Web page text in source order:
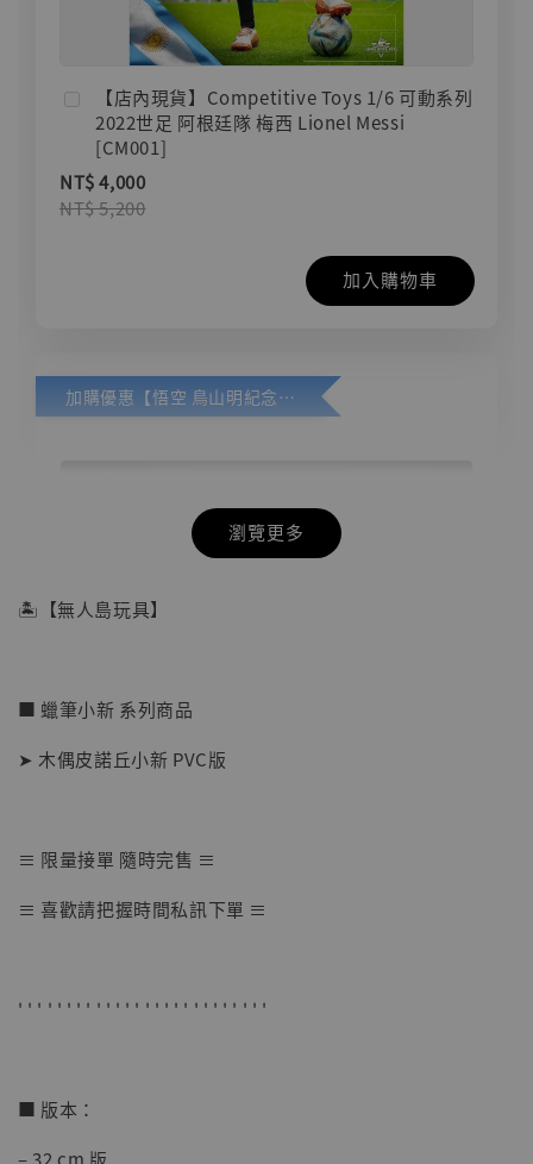
【店內現貨】Competitive Toys 1/6 可動系列
2022世足 阿根廷隊 梅西 Lionel Messi
[CM001]
NT$ 4,000
NT$ 5,200
加入購物車
加購優惠【悟空 鳥山明紀念款 [奇蹟工作室]】
【店內現貨】七龍珠 系列蒐藏雕像 悟空 鳥山
NT$ 5,580
瀏覽更多
🏝【無人島玩具】
■ 蠟筆小新 系列商品
➤ 木偶皮諾丘小新 PVC版
≡ 限量接單 隨時完售 ≡
≡ 喜歡請把握時間私訊下單 ≡
' ' ' ' ' ' ' ' ' ' ' ' ' ' ' ' ' ' ' ' ' ' ' ' ' '
■ 版本：
– 32 cm 版